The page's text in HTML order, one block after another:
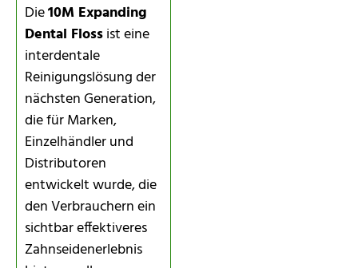
Die10M Expanding
Dental Flossist eine
interdentale
Reinigungslösung der
nächsten Generation,
die für Marken,
Einzelhändler und
Distributoren
entwickelt wurde, die
den Verbrauchern ein
sichtbar effektiveres
Zahnseidenerlebnis